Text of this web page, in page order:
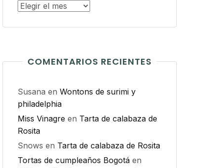
Archivos
COMENTARIOS RECIENTES
Susana en Wontons de surimi y
philadelphia
Miss Vinagre en Tarta de calabaza de
Rosita
Snows en Tarta de calabaza de Rosita
Tortas de cumpleaños Bogotá en